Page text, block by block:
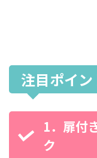
注目ポイ
1．扉付
ク